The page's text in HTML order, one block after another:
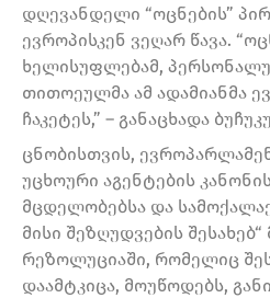
დღევანდელი “ოცნების”
ევროპისკენ ვეღარ წავა.
ხელისუფლებამ,
თითოეულმა ამ ადამიანმა
ჩაკეტეს,” – განაცხადა
ცნობისთვის,
უცხოური აგენტების
მცდელობებსა და
მისი შეზღუდვების
რეზოლუციაში, რომელიც
დაამტკიცა, მოუწოდებს,